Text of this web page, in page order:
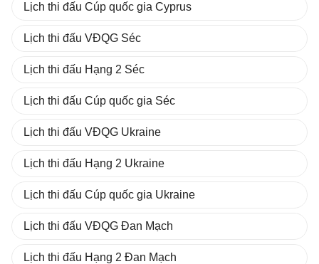
Lịch thi đấu Cúp quốc gia Cyprus
Lịch thi đấu VĐQG Séc
Lịch thi đấu Hạng 2 Séc
Lịch thi đấu Cúp quốc gia Séc
Lịch thi đấu VĐQG Ukraine
Lịch thi đấu Hạng 2 Ukraine
Lịch thi đấu Cúp quốc gia Ukraine
Lịch thi đấu VĐQG Đan Mạch
Lịch thi đấu Hạng 2 Đan Mạch